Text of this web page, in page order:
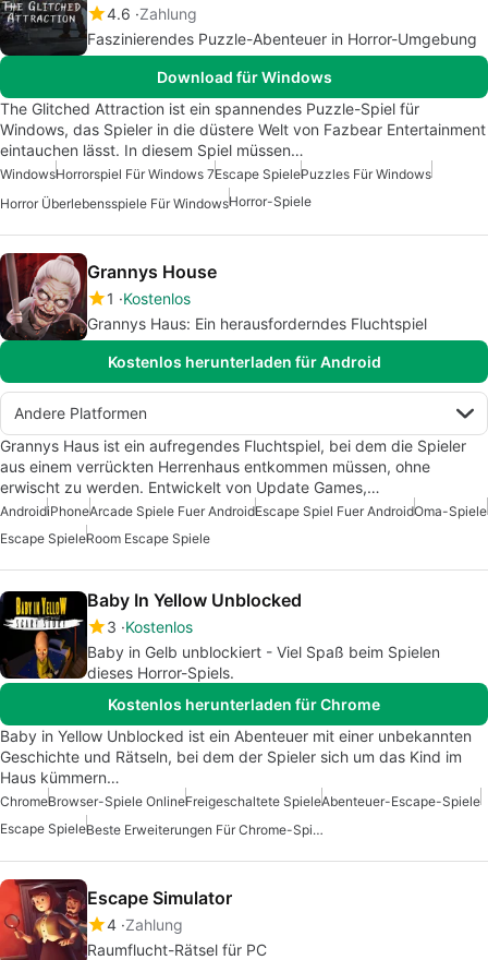
4.6 Zahlung
Faszinierendes Puzzle-Abenteuer in Horror-Umgebung
Download für Windows
The Glitched Attraction ist ein spannendes Puzzle-Spiel für
Windows, das Spieler in die düstere Welt von Fazbear Entertainment
eintauchen lässt. In diesem Spiel müssen…
WindowsHorrorspiel Für Windows 7Escape SpielePuzzles Für Windows
Horror Überlebensspiele Für WindowsHorror-Spiele
Grannys House
1
Kostenlos
Grannys Haus: Ein herausforderndes Fluchtspiel
Kostenlos herunterladen für Android
Andere Platformen
Grannys Haus ist ein aufregendes Fluchtspiel, bei dem die Spieler
aus einem verrückten Herrenhaus entkommen müssen, ohne
erwischt zu werden. Entwickelt von Update Games,…
AndroidiPhoneArcade Spiele Fuer AndroidEscape Spiel Fuer AndroidOma-Spiele
Escape SpieleRoom Escape Spiele
Baby In Yellow Unblocked
3 Kostenlos
Baby in Gelb unblockiert - Viel Spaß beim Spielen
dieses Horror-Spiels.
Kostenlos herunterladen für Chrome
Baby in Yellow Unblocked ist ein Abenteuer mit einer unbekannten
Geschichte und Rätseln, bei dem der Spieler sich um das Kind im
Haus kümmern…
ChromeBrowser-Spiele OnlineFreigeschaltete SpieleAbenteuer-Escape-Spiele
Escape Spiele
Beste Erweiterungen Für Chrome-Spiele
Escape Simulator
4 Zahlung
Raumflucht-Rätsel für PC